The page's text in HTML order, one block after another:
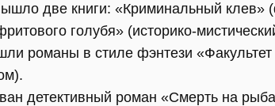
две книги: «Криминальный клев»
голубя» (историко-
романы в стиле фэнтези
детективный роман «Смерть на